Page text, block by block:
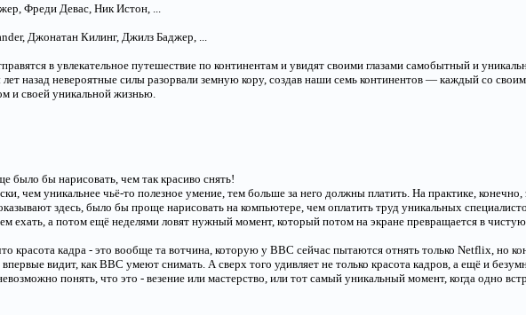
Фреди Девас, Ник Истон, ...
Джонатан Килинг, Джилз Баджер, ...
в увлекательное путешествие по континентам и увидят своими глазами самобытный и
назад невероятные силы разорвали земную кору, создав наши семь континентов — каждый со
и своей уникальной жизнью.
было бы нарисовать, чем так красиво снять!
чем уникальнее чьё-то полезное умение, тем больше за него должны платить. На практике, конечно,
здесь, было бы проще нарисовать на компьютере, чем оплатить труд уникальных
ехать, а потом ещё неделями ловят нужный момент, который потом на экране превращается в
красота кадра - это вообще та вотчина, которую у BBC сейчас пытаются отнять только Netflix, но
впервые видит, как BBC умеют снимать. А сверх того удивляет не только красота кадров, а ещё и
понять, что это - везение или мастерство, или тот самый уникальный момент, когда одно